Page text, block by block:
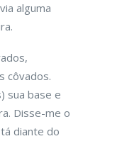
alguma
côvados.
sua base e
Disse-me o
diante do